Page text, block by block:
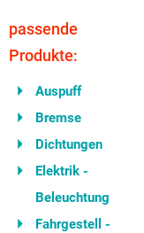
passende
Produkte:
Auspuff
Bremse
Dichtungen
Elektrik -
Beleuchtung
Fahrgestell -